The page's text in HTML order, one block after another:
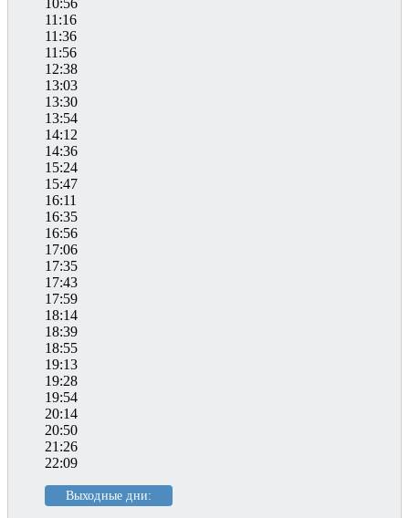
10:56
11:16
11:36
11:56
12:38
13:03
13:30
13:54
14:12
14:36
15:24
15:47
16:11
16:35
16:56
17:06
17:35
17:43
17:59
18:14
18:39
18:55
19:13
19:28
19:54
20:14
20:50
21:26
22:09
Выходные дни: